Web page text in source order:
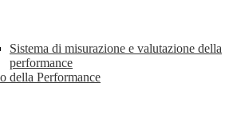
Sistema di misurazione e valutazione della
performance
della Performance